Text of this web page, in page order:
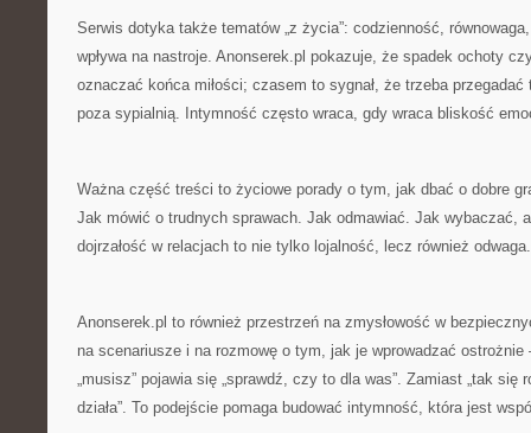
Serwis dotyka także tematów „z życia”: codzienność,
wpływa na nastroje. Anonserek.pl pokazuje, że spadek ochoty
oznaczać końca miłości; czasem to sygnał, że trzeba
poza sypialnią. Intymność często wraca, gdy wraca bliskość
Ważna część treści to życiowe porady o tym, jak dbać o dobre
Jak mówić o trudnych sprawach. Jak odmawiać. Jak wybaczać,
dojrzałość w relacjach to nie tylko lojalność, lecz również odwaga.
Anonserek.pl to również przestrzeń na zmysłowość w
na scenariusze i na rozmowę o tym, jak je wprowadzać
„musisz” pojawia się „sprawdź, czy to dla was”. Zamiast „tak się
działa”. To podejście pomaga budować intymność, która jest